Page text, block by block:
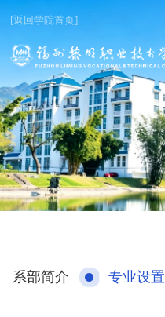
[返回学院首页]
系部简介 专业设置